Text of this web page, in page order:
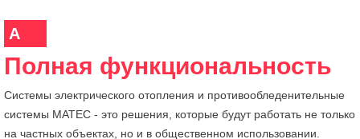
A
Полная функциональность
Системы электрического отопления и противообледенительные
системы MATEC - это решения, которые будут работать не только
на частных объектах, но и в общественном использовании.